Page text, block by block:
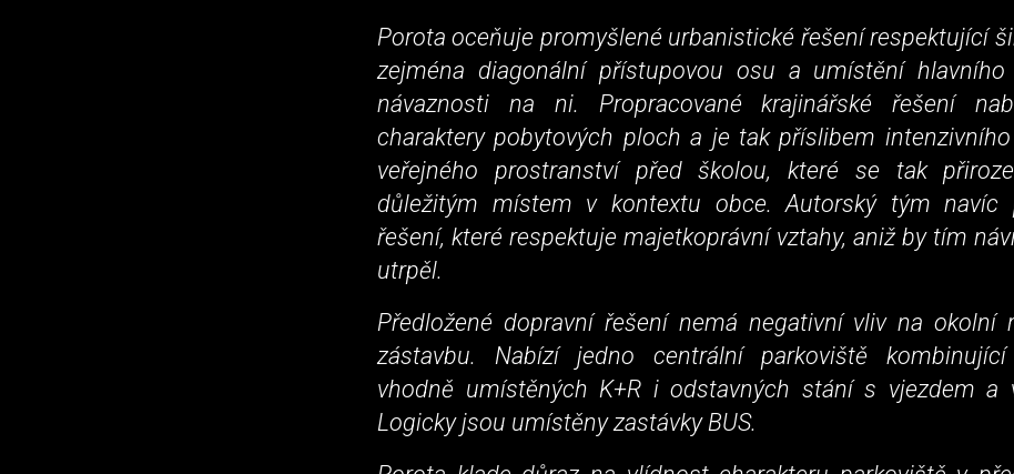
Porota oceňuje promyšlené urbanistické řešení respektující
zejména diagonální přístupovou osu a umístění
návaznosti na ni. Propracované krajinářské řešení
charaktery pobytových ploch a je tak příslibem
veřejného prostranství před školou, které se tak
důležitým místem v kontextu obce. Autorský tým navíc
řešení, které respektuje majetkoprávní vztahy, aniž by tím
utrpěl.
Předložené dopravní řešení nemá negativní vliv na okolní
zástavbu. Nabízí jedno centrální parkoviště
vhodně umístěných K+R i odstavných stání s vjezdem a
Logicky jsou umístěny zastávky BUS.